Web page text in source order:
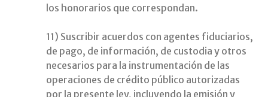
los honorarios que correspondan.
11) Suscribir acuerdos con agentes fiduciarios,
de pago, de información, de custodia y otros
necesarios para la instrumentación de las
operaciones de crédito público autorizadas
por la presente ley, incluyendo la emisión y